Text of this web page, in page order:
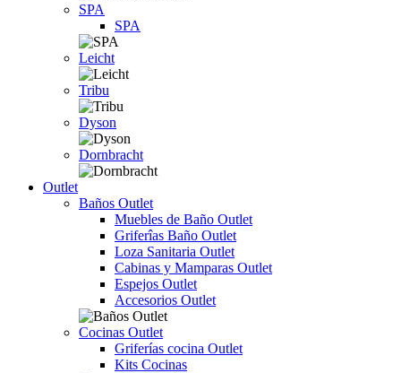
SPA
SPA
Leicht
Tribu
Dyson
Dornbracht
Outlet
Baños Outlet
Muebles de Baño Outlet
Griferîas Baño Outlet
Loza Sanitaria Outlet
Cabinas y Mamparas Outlet
Espejos Outlet
Accesorios Outlet
Cocinas Outlet
Griferías cocina Outlet
Kits Cocinas